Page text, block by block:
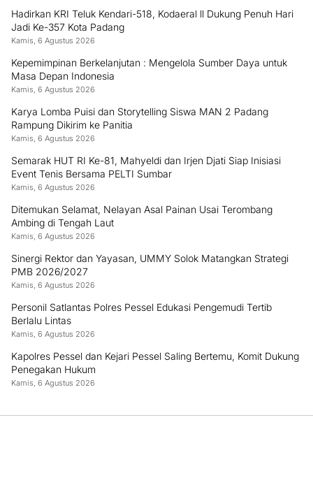
Hadirkan KRI Teluk Kendari-518, Kodaeral ll Dukung Penuh Hari
Jadi Ke-357 Kota Padang
Kamis, 6 Agustus 2026
Kepemimpinan Berkelanjutan : Mengelola Sumber Daya untuk
Masa Depan Indonesia
Kamis, 6 Agustus 2026
Karya Lomba Puisi dan Storytelling Siswa MAN 2 Padang
Rampung Dikirim ke Panitia
Kamis, 6 Agustus 2026
Semarak HUT RI Ke-81, Mahyeldi dan Irjen Djati Siap Inisiasi
Event Tenis Bersama PELTI Sumbar
Kamis, 6 Agustus 2026
Ditemukan Selamat, Nelayan Asal Painan Usai Terombang
Ambing di Tengah Laut
Kamis, 6 Agustus 2026
Sinergi Rektor dan Yayasan, UMMY Solok Matangkan Strategi
PMB 2026/2027
Kamis, 6 Agustus 2026
Personil Satlantas Polres Pessel Edukasi Pengemudi Tertib
Berlalu Lintas
Kamis, 6 Agustus 2026
Kapolres Pessel dan Kejari Pessel Saling Bertemu, Komit Dukung
Penegakan Hukum
Kamis, 6 Agustus 2026